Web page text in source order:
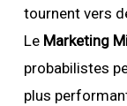
tournent vers
Le Marketing
probabilistes
plus